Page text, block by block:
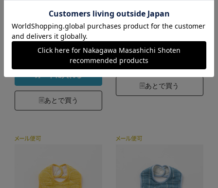
2,200円 （税込）
4.8（82）
あとで買う
2,310円（税込）
カートに入れる
あとで買う